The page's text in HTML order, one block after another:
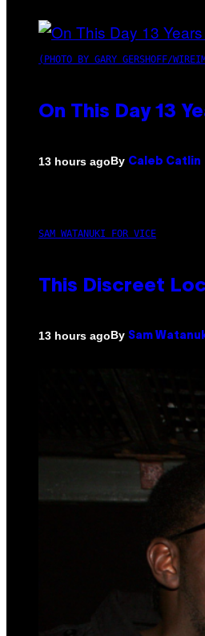
(PHOTO BY GARY GERSHOFF/
On This Day 13
13 hours agoBy Caleb Catlin
SAM WATANUKI FOR VICE
This Discreet
13 hours agoBy Sam